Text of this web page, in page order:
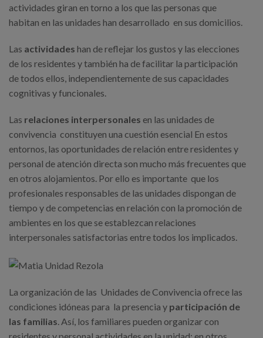
actividades giran en torno a los que las personas que
habitan en las unidades han desarrollado en sus domicilios.
Las actividades han de reflejar los gustos y las elecciones
de los residentes y también ha de facilitar la participación
de todos ellos, independientemente de sus capacidades
cognitivas y funcionales.
Las relaciones interpersonales en las unidades de
convivencia constituyen una cuestión esencial En estos
entornos, las oportunidades de relación entre residentes y
personal de atención directa son mucho más frecuentes que
en otros alojamientos. Por ello es importante que los
profesionales responsables de las unidades dispongan de
tiempo y de competencias en relación con la promoción de
ambientes en los que se establezcan relaciones
interpersonales satisfactorias entre todos los implicados.
La organización de las Unidades de Convivencia ofrece las
condiciones idóneas para la presencia y participación de
las familias. Así, los familiares pueden organizar con